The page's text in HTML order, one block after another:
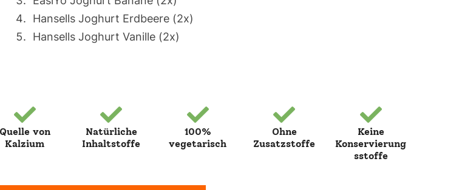
Hansells Joghurt Erdbeere (2x)
Hansells Joghurt Vanille (2x)
Quelle von
Kalzium
Natürliche
Inhaltstoffe
100%
vegetarisch
Ohne
Zusatzstoffe
Keine
Konservierung
sstoffe